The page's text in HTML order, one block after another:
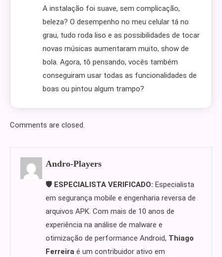
A instalação foi suave, sem complicação,
beleza? O desempenho no meu celular tá no
grau, tudo roda liso e as possibilidades de tocar
novas músicas aumentaram muito, show de
bola. Agora, tô pensando, vocês também
conseguiram usar todas as funcionalidades de
boas ou pintou algum trampo?
Comments are closed.
Andro-Players
🛡️ ESPECIALISTA VERIFICADO: Especialista
em segurança mobile e engenharia reversa de
arquivos APK. Com mais de 10 anos de
experiência na análise de malware e
otimização de performance Android, Thiago
Ferreira é um contribuidor ativo em